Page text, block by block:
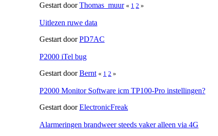
Gestart doorThomas_muur « 1 2 »
Uitlezen ruwe data
Gestart doorPD7AC
P2000 iTel bug
Gestart doorBernt « 1 2 »
P2000 Monitor Software icm TP100-Pro instellingen?
Gestart doorElectronicFreak
Alarmeringen brandweer steeds vaker alleen via 4G